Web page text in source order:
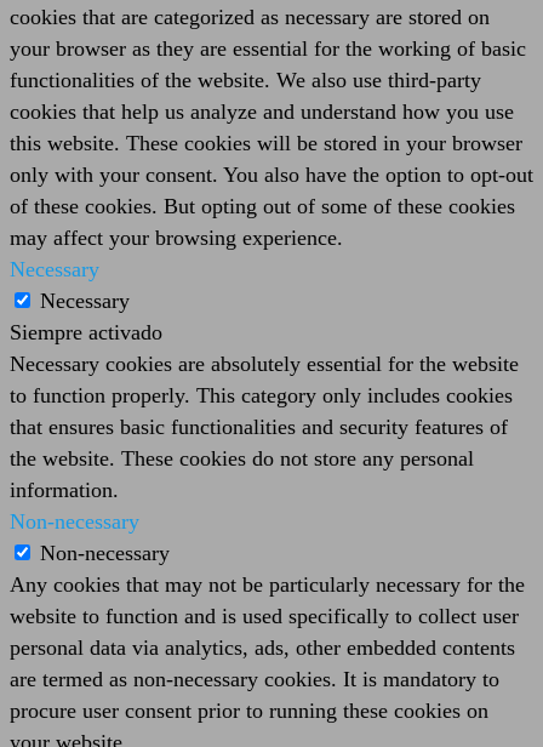
cookies that are categorized as necessary are stored on
your browser as they are essential for the working of basic
functionalities of the website. We also use third-party
cookies that help us analyze and understand how you use
this website. These cookies will be stored in your browser
only with your consent. You also have the option to opt-out
of these cookies. But opting out of some of these cookies
may affect your browsing experience.
Necessary
Necessary
Siempre activado
Necessary cookies are absolutely essential for the website
to function properly. This category only includes cookies
that ensures basic functionalities and security features of
the website. These cookies do not store any personal
information.
Non-necessary
Non-necessary
Any cookies that may not be particularly necessary for the
website to function and is used specifically to collect user
personal data via analytics, ads, other embedded contents
are termed as non-necessary cookies. It is mandatory to
procure user consent prior to running these cookies on